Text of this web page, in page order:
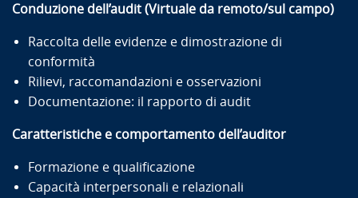
Conduzione dell’audit (Virtuale da remoto/sul campo)
Raccolta delle evidenze e dimostrazione di
conformità
Rilievi, raccomandazioni e osservazioni
Documentazione: il rapporto di audit
Caratteristiche e comportamento dell’auditor
Formazione e qualificazione
Capacità interpersonali e relazionali